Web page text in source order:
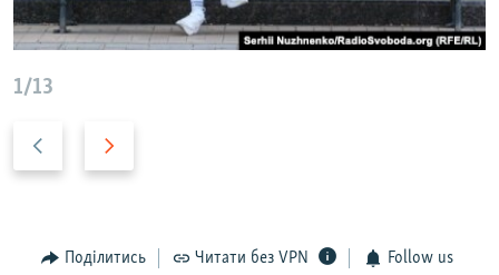
1/13
Поділитись Читати без VPN Follow us